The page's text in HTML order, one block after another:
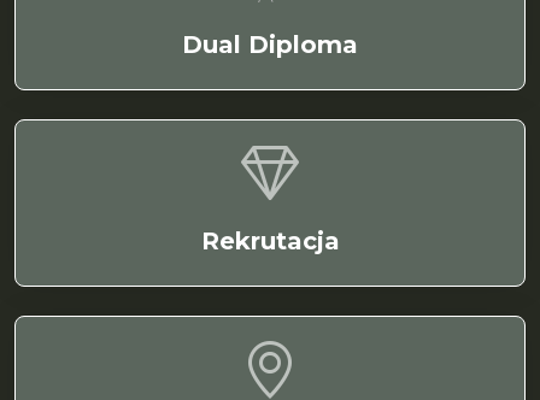
Dual Diploma
Rekrutacja